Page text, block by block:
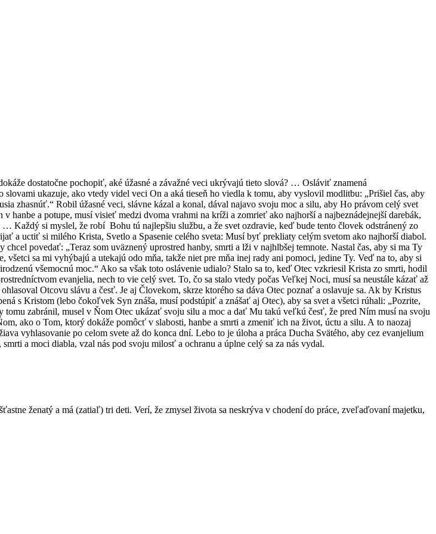
dostatočne pochopiť, aké úžasné a závažné veci ukrývajú tieto slová? … Osláviť znamená
ukazuje, ako vtedy videl veci On a aká tieseň ho viedla k tomu, aby vyslovil modlitbu: „Prišiel čas, aby
zhasnúť.“ Robil úžasné veci, slávne kázal a konal, dával najavo svoju moc a silu, aby Ho právom celý svet
hanbe a potupe, musí visieť medzi dvoma vrahmi na kríži a zomrieť ako najhorší a najbeznádejnejší darebák,
Každý si myslel, že robí Bohu tú najlepšiu službu, a že svet ozdravie, keď bude tento človek odstránený zo
a uctiť si milého Krista, Svetlo a Spasenie celého sveta: Musí byť prekliaty celým svetom ako najhorší diabol.
povedať: „Teraz som uväznený uprostred hanby, smrti a lži v najhlbšej temnote. Nastal čas, aby si ma Ty
sa mi vyhýbajú a utekajú odo mňa, takže niet pre mňa inej rady ani pomoci, jedine Ty. Veď na to, aby si
všemocnú moc.“ Ako sa však toto oslávenie udialo? Stalo sa to, keď Otec vzkriesil Krista zo smrti, hodil
evanjelia, nech to vie celý svet. To, čo sa stalo vtedy počas Veľkej Noci, musí sa neustále kázať až
Otcovu slávu a česť. Je aj Človekom, skrze ktorého sa dáva Otec poznať a oslavuje sa. Ak by Kristus
s Kristom (lebo čokoľvek Syn znáša, musí podstúpiť a znášať aj Otec), aby sa svet a všetci rúhali: „Pozrite,
zabránil, musel v Ňom Otec ukázať svoju silu a moc a dať Mu takú veľkú česť, že pred Ním musí na svoju
ako o Tom, ktorý dokáže pomôcť v slabosti, hanbe a smrti a zmeniť ich na život, úctu a silu. A to naozaj
vyhlasovanie po celom svete až do konca dní. Lebo to je úloha a práca Ducha Svätého, aby cez evanjelium
a moci diabla, vzal nás pod svoju milosť a ochranu a úplne celý sa za nás vydal.
ženatý a má (zatiaľ) tri deti. Verí, že zmysel života sa neskrýva v chodení do práce, zveľaďovaní majetku,